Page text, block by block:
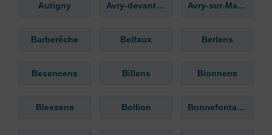
Autigny Avry-devant-Pont Avry-sur-Matran
Barberêche Belfaux Berlens
Besencens Billens Bionnens
Blessens Bollion Bonnefontaine